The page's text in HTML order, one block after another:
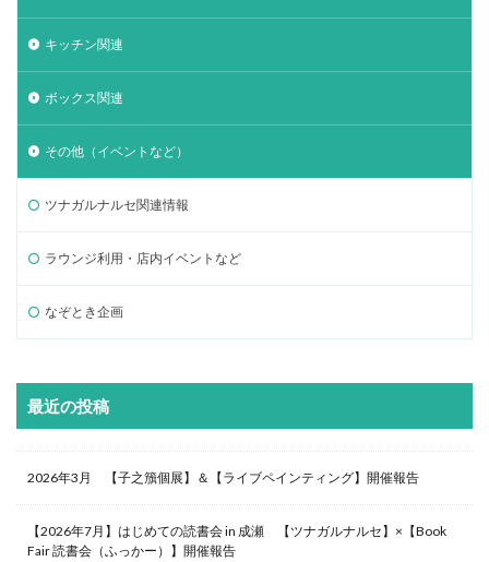
キッチン関連
ボックス関連
その他（イベントなど）
ツナガルナルセ関連情報
ラウンジ利用・店内イベントなど
なぞとき企画
最近の投稿
2026年3月 【子之籏個展】＆【ライブペインティング】開催報告
【2026年7月】はじめての読書会 in 成瀬 【ツナガルナルセ】×【Book
Fair 読書会（ふっかー）】開催報告